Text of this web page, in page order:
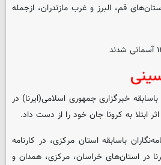
قم، البرز و غرب مازندران، ازجمله
خبرگزاری جمهوری اسلامی(ایرنا) در
۱۳۴۴ از روزنامه‌نگاران باسابقه استان مرکزی، در کارنامه
در استان‌های خراسان، مرکزی، همدان و